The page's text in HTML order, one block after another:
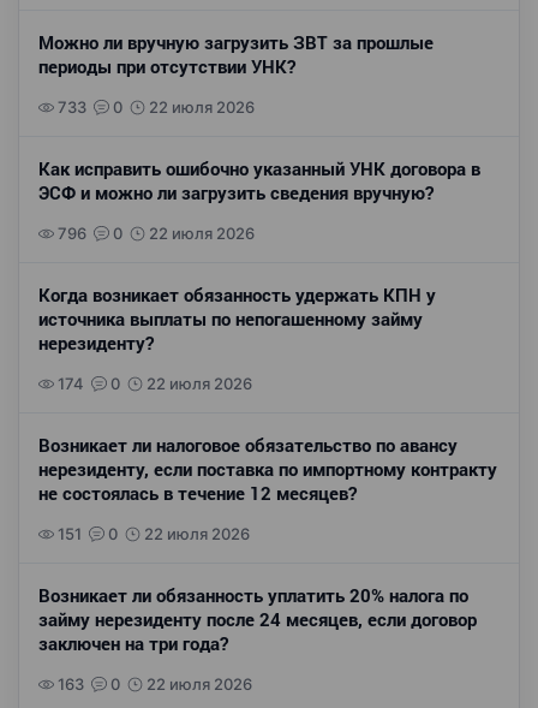
Можно ли вручную загрузить ЗВТ за прошлые
периоды при отсутствии УНК?
733 0 22 июля 2026
Как исправить ошибочно указанный УНК договора в
ЭСФ и можно ли загрузить сведения вручную?
796 0 22 июля 2026
Когда возникает обязанность удержать КПН у
источника выплаты по непогашенному займу
нерезиденту?
174 0 22 июля 2026
Возникает ли налоговое обязательство по авансу
нерезиденту, если поставка по импортному контракту
не состоялась в течение 12 месяцев?
151 0 22 июля 2026
Возникает ли обязанность уплатить 20% налога по
займу нерезиденту после 24 месяцев, если договор
заключен на три года?
163 0 22 июля 2026